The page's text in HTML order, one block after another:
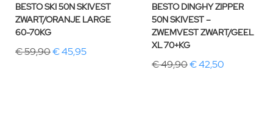
BESTO SKI 50N SKIVEST
ZWART/ORANJE LARGE
60-70KG
€ 59,90€ 45,95
BESTO DINGHY ZIPPER
50N SKIVEST –
ZWEMVEST ZWART/GEEL
XL 70+KG
€ 49,90€ 42,50